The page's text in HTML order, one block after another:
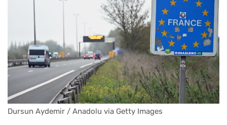
Dursun Aydemir / Anadolu via Getty Images